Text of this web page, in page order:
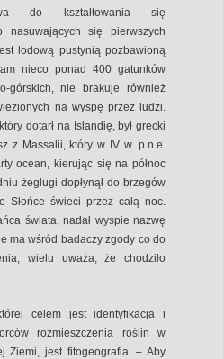
do kształtowania się
nasuwających się pierwszych
lodową pustynią pozbawioną
nieco ponad 400 gatunków
górskich, nie brakuje również
na wyspę przez ludzi.
dotarł na Islandię, był grecki
z Massalii, który w IV w. p.n.e.
ocean, kierując się na północ
żeglugi dopłynął do brzegów
Słońce świeci przez całą noc.
świata, nadał wyspie nazwę
ma wśród badaczy zgody co do
wielu uważa, że chodziło
celem jest identyfikacja i
rozmieszczenia roślin w
Ziemi, jest fitogeografia. – Aby